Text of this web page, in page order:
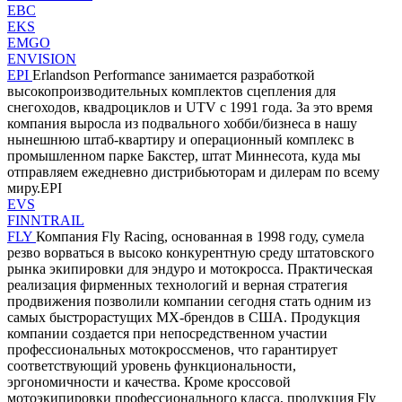
EBC
EKS
EMGO
ENVISION
EPI Erlandson Performance занимается разработкой
высокопроизводительных комплектов сцепления для
снегоходов, квадроциклов и UTV с 1991 года. За это время
компания выросла из подвального хобби/бизнеса в нашу
нынешнюю штаб-квартиру и операционный комплекс в
промышленном парке Бакстер, штат Миннесота, куда мы
отправляем ежедневно дистрибьюторам и дилерам по всему
миру.EPI
EVS
FINNTRAIL
FLY Компания Fly Racing, основанная в 1998 году, сумела
резво ворваться в высоко конкурентную среду штатовского
рынка экипировки для эндуро и мотокросса. Практическая
реализация фирменных технологий и верная стратегия
продвижения позволили компании сегодня стать одним из
самых быстрорастущих MX-брендов в США. Продукция
компании создается при непосредственном участии
профессиональных мотокроссменов, что гарантирует
соответствующий уровень функциональности,
эргономичности и качества. Кроме кроссовой
мотоэкипировки профессионального класса, продукция Fly